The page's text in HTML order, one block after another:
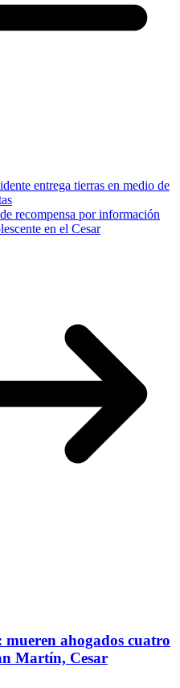
entrega tierras en medio de
recompensa por información
en el Cesar
ahogados cuatro
Martín, Cesar